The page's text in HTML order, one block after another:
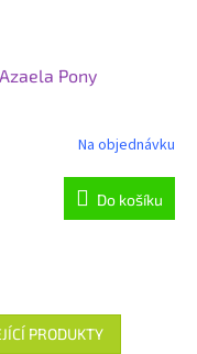
Pony
Na objednávku
Do košíku
PRODUKTY